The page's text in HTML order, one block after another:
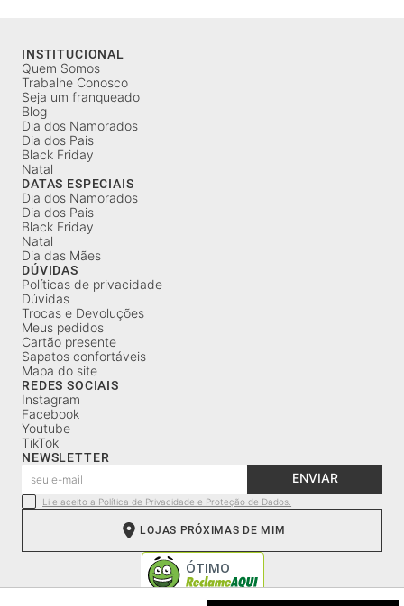
INSTITUCIONAL
Quem Somos
Trabalhe Conosco
Seja um franqueado
Blog
Dia dos Namorados
Dia dos Pais
Black Friday
Natal
DATAS ESPECIAIS
Dia dos Namorados
Dia dos Pais
Black Friday
Natal
Dia das Mães
DÚVIDAS
Políticas de privacidade
Dúvidas
Trocas e Devoluções
Meus pedidos
Cartão presente
Sapatos confortáveis
Mapa do site
REDES SOCIAIS
Instagram
Facebook
Youtube
TikTok
NEWSLETTER
ENVIAR
Li e aceito a Política de Privacidade e Proteção de Dados.
LOJAS PRÓXIMAS DE MIM